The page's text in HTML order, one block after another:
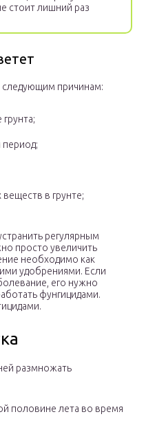
стоит лишний раз
следующим причинам:
в грунте;
регулярным
просто увеличить
необходимо как
удобрениями. Если
его нужно
фунгицидами.
размножать
половине лета во время